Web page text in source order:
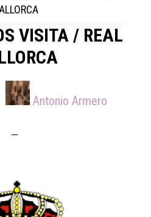
VISITA / REAL
Antonio Armero